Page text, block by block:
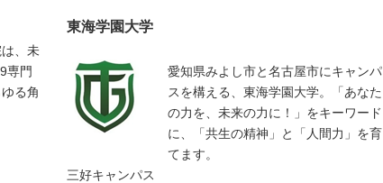
、未
専門
る角
東海学園大学
愛知県みよし市と名古屋市にキャンパ
スを構える、東海学園大学。「あなた
の力を、未来の力に！」をキーワード
に、「共生の精神」と「人間力」を育
てます。
三好キャンパス